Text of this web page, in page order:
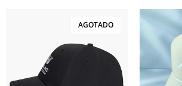
AGOTADO